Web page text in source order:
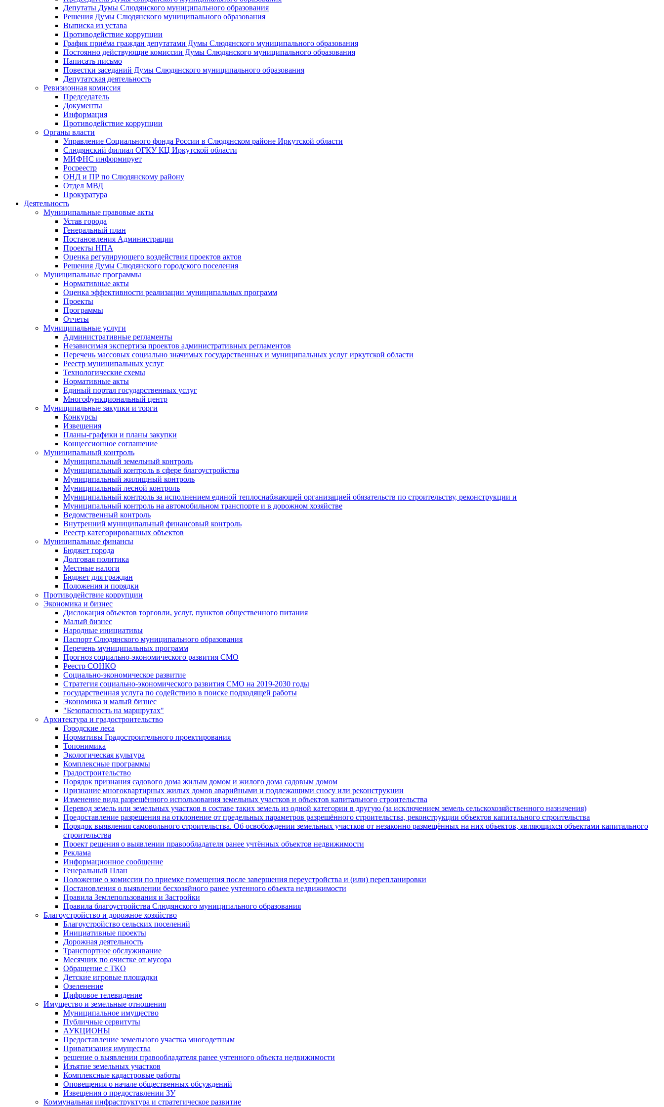
Депутаты Думы Слюдянского муниципального образования
Решения Думы Слюдянского муниципального образования
Выписка из устава
Противодействие коррупции
График приёма граждан депутатами Думы Слюдянского муниципального образования
Постоянно действующие комиссии Думы Слюдянского муниципального образования
Написать письмо
Повестки заседаний Думы Слюдянского муниципального образования
Депутатская деятельность
Ревизионная комиссия
Председатель
Документы
Информация
Противодействие коррупции
Органы власти
Управление Социального фонда России в Слюдянском районе Иркутской области
Слюдянский филиал ОГКУ КЦ Иркутской области
МИФНС информирует
Росреестр
ОНД и ПР по Слюдянскому району
Отдел МВД
Прокуратура
Деятельность
Муниципальные правовые акты
Устав города
Генеральный план
Постановления Администрации
Проекты НПА
Оценка регулирующего воздействия проектов актов
Решения Думы Слюдянского городского поселения
Муниципальные программы
Нормативные акты
Оценка эффективности реализации муниципальных программ
Проекты
Программы
Отчеты
Муниципальные услуги
Административные регламенты
Независимая экспертиза проектов административных регламентов
Перечень массовых социально значимых государственных и муниципальных услуг иркутской области
Реестр муниципальных услуг
Технологические схемы
Нормативные акты
Единый портал государственных услуг
Многофункциональный центр
Муниципальные закупки и торги
Конкурсы
Извещения
Планы-графики и планы закупки
Концессионное соглашение
Муниципальный контроль
Муниципальный земельный контроль
Муниципальный контроль в сфере благоустройства
Муниципальный жилищный контроль
Муниципальный лесной контроль
Муниципальный контроль за исполнением единой теплоснабжающей организацией обязательств по строительству, реконструкции и
Муниципальный контроль на автомобильном транспорте и в дорожном хозяйстве
Ведомственный контроль
Внутренний муниципальный финансовый контроль
Реестр категорированных объектов
Муниципальные финансы
Бюджет города
Долговая политика
Местные налоги
Бюджет для граждан
Положения и порядки
Противодействие коррупции
Экономика и бизнес
Дислокация объектов торговли, услуг, пунктов общественного питания
Малый бизнес
Народные инициативы
Паспорт Слюдянского муниципального образования
Перечень муниципальных программ
Прогноз социально-экономического развития СМО
Реестр СОНКО
Социально-экономическое развитие
Стратегия социально-экономического развития СМО на 2019-2030 годы
государственная услуга по содействию в поиске подходящей работы
Экономика и малый бизнес
"Безопасность на маршрутах"
Архитектура и градостроительство
Городские леса
Нормативы Градостроительного проектирования
Топонимика
Экологическая культура
Комплексные программы
Градостроительство
Порядок признания садового дома жилым домом и жилого дома садовым домом
Признание многоквартирных жилых домов аварийными и подлежащими сносу или реконструкции
Изменение вида разрешённого использования земельных участков и объектов капитального строительства
Перевод земель или земельных участков в составе таких земель из одной категории в другую (за исключением земель сельскохозяйственного назначения)
Предоставление разрешения на отклонение от предельных параметров разрешённого строительства, реконструкции объектов капитального строительства
Порядок выявления самовольного строительства. Об освобождении земельных участков от незаконно размещённых на них объектов, являющихся объектами капитального
строительства
Проект решения о выявлении правообладателя ранее учтённых объектов недвижимости
Реклама
Информационное сообщение
Генеральный План
Положение о комиссии по приемке помещения после завершения переустройства и (или) перепланировки
Постановления о выявлении бесхозяйного ранее учтенного объекта недвижимости
Правила Землепользования и Застройки
Правила благоустройства Слюдянского муниципального образования
Благоустройство и дорожное хозяйство
Благоустройство сельских поселений
Инициативные проекты
Дорожная деятельность
Транспортное обслуживание
Месячник по очистке от мусора
Обращение с ТКО
Детские игровые площадки
Озеленение
Цифровое телевидение
Имущество и земельные отношения
Муниципальное имущество
Публичные сервитуты
АУКЦИОНЫ
Предоставление земельного участка многодетным
Приватизация имущества
решение о выявлении правообладателя ранее учтенного объекта недвижимости
Изъятие земельных участков
Комплексные кадастровые работы
Оповещения о начале общественных обсуждений
Извещения о предоставлении ЗУ
Коммунальная инфраструктура и стратегическое развитие